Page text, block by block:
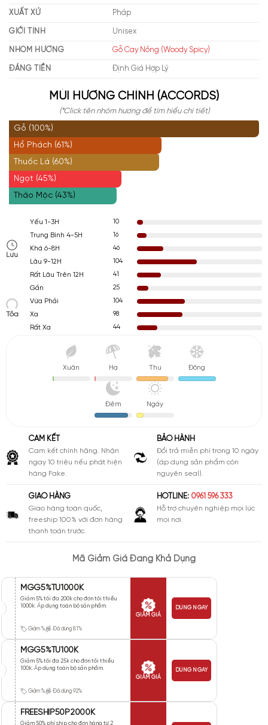
XUẤT XỨ Pháp
GIỚI TÍNH Unisex
NHÓM HƯƠNG Gỗ Cay Nồng (Woody Spicy)
ĐÁNG TIỀN Định Giá Hợp Lý
MÙI HƯƠNG CHÍNH (ACCORDS)
(*Click tên nhóm hương để tìm hiểu chi tiết)
Gỗ (100%)
Hổ Phách (61%)
Thuốc Lá (60%)
Ngọt (45%)
Thảo Mộc (43%)
Lưu
Yếu 1-3H
10
Trung Bình 4-5H
16
Khá 6-8H
46
Lâu 9-12H
104
Rất Lâu Trên 12H
41
Tỏa
Gần
25
Vừa Phải
104
Xa
98
Rất Xa
44
Xuân Hạ Thu Đông
Đêm Ngày
CAM KẾT
Cam kết chính hãng. Nhận
ngay 10 triệu nếu phát hiện
hàng Fake.
BẢO HÀNH
Đổi trả miễn phí trong 10 ngày
(áp dụng sản phẩm còn
nguyên seal).
GIAO HÀNG
Giao hàng toàn quốc,
freeship 100% với đơn hàng
thanh toán trước.
HOTLINE: 0961 596 333
Hỗ trợ chuyên nghiệp mọi lúc
mọi nơi.
Mã Giảm Giá Đang Khả Dụng
MGG5%TU1000K
Giảm 5% tối đa 200k cho đơn tối thiểu
1000k. Áp dụng toàn bộ sản phẩm.
Giảm % Đã dùng 81%
GIẢM GIÁ
DÙNG NGAY
MGG5%TU100K
Giảm 5% tối đa 25k cho đơn tối thiểu
100k. Áp dụng toàn bộ sản phẩm.
Giảm % Đã dùng 92%
GIẢM GIÁ
DÙNG NGAY
FREESHIP50P2000K
Giảm 50% phí ship cho đơn hàng từ 2